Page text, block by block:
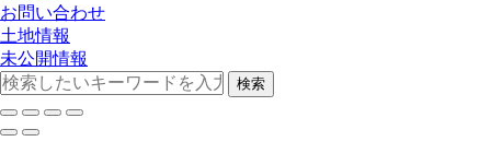
お問い合わせ
土地情報
未公開情報
検索